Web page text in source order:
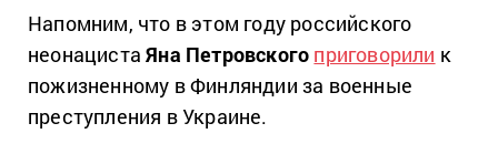
Напомним, что в этом году российского
неонацистаЯна Петровского приговорили к
пожизненному в Финляндии за военные
преступления в Украине.